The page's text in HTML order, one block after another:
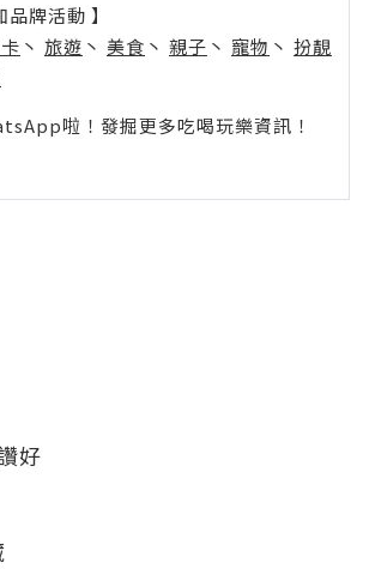
牌活動 】
丶 旅遊 丶 美食 丶 親子 丶 寵物 丶 扮靚
啦！發掘更多吃喝玩樂資訊！
好